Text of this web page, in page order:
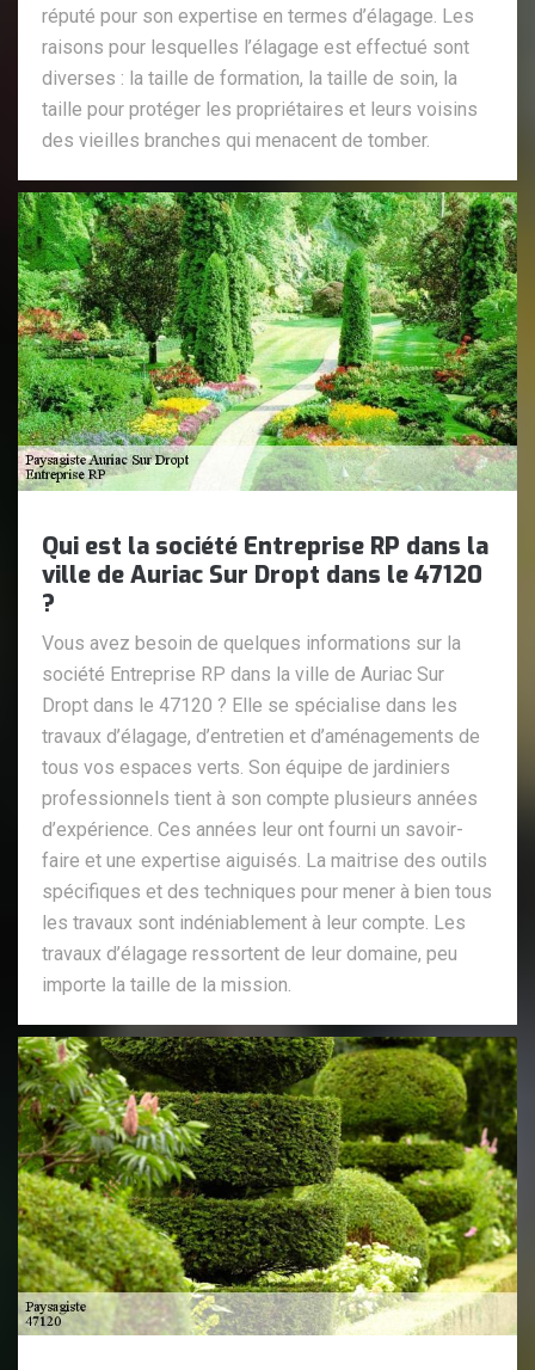
réputé pour son expertise en termes d’élagage. Les
raisons pour lesquelles l’élagage est effectué sont
diverses : la taille de formation, la taille de soin, la
taille pour protéger les propriétaires et leurs voisins
des vieilles branches qui menacent de tomber.
Qui est la société Entreprise RP dans la
ville de Auriac Sur Dropt dans le 47120
?
Vous avez besoin de quelques informations sur la
société Entreprise RP dans la ville de Auriac Sur
Dropt dans le 47120 ? Elle se spécialise dans les
travaux d’élagage, d’entretien et d’aménagements de
tous vos espaces verts. Son équipe de jardiniers
professionnels tient à son compte plusieurs années
d’expérience. Ces années leur ont fourni un savoir-
faire et une expertise aiguisés. La maitrise des outils
spécifiques et des techniques pour mener à bien tous
les travaux sont indéniablement à leur compte. Les
travaux d’élagage ressortent de leur domaine, peu
importe la taille de la mission.